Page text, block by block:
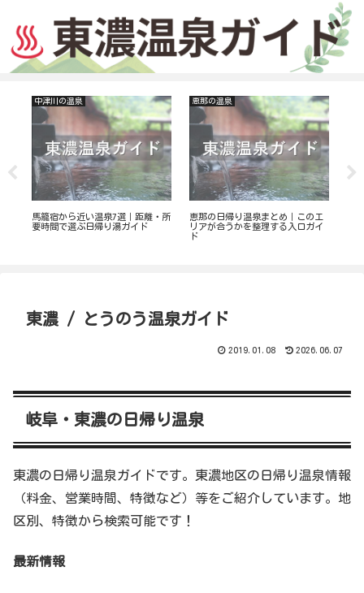
中津川の温泉
馬籠宿から近い温泉7選｜距離・所
要時間で選ぶ日帰り湯ガイド
恵那の温泉
恵那の日帰り温泉まとめ｜このエ
リアが合うかを整理する入口ガイ
ド
東濃 / とうのう温泉ガイド
2019.01.08 2026.06.07
岐阜・東濃の日帰り温泉
東濃の日帰り温泉ガイドです。東濃地区の日帰り温泉情報
（料金、営業時間、特徴など）等をご紹介しています。地
区別、特徴から検索可能です！
最新情報